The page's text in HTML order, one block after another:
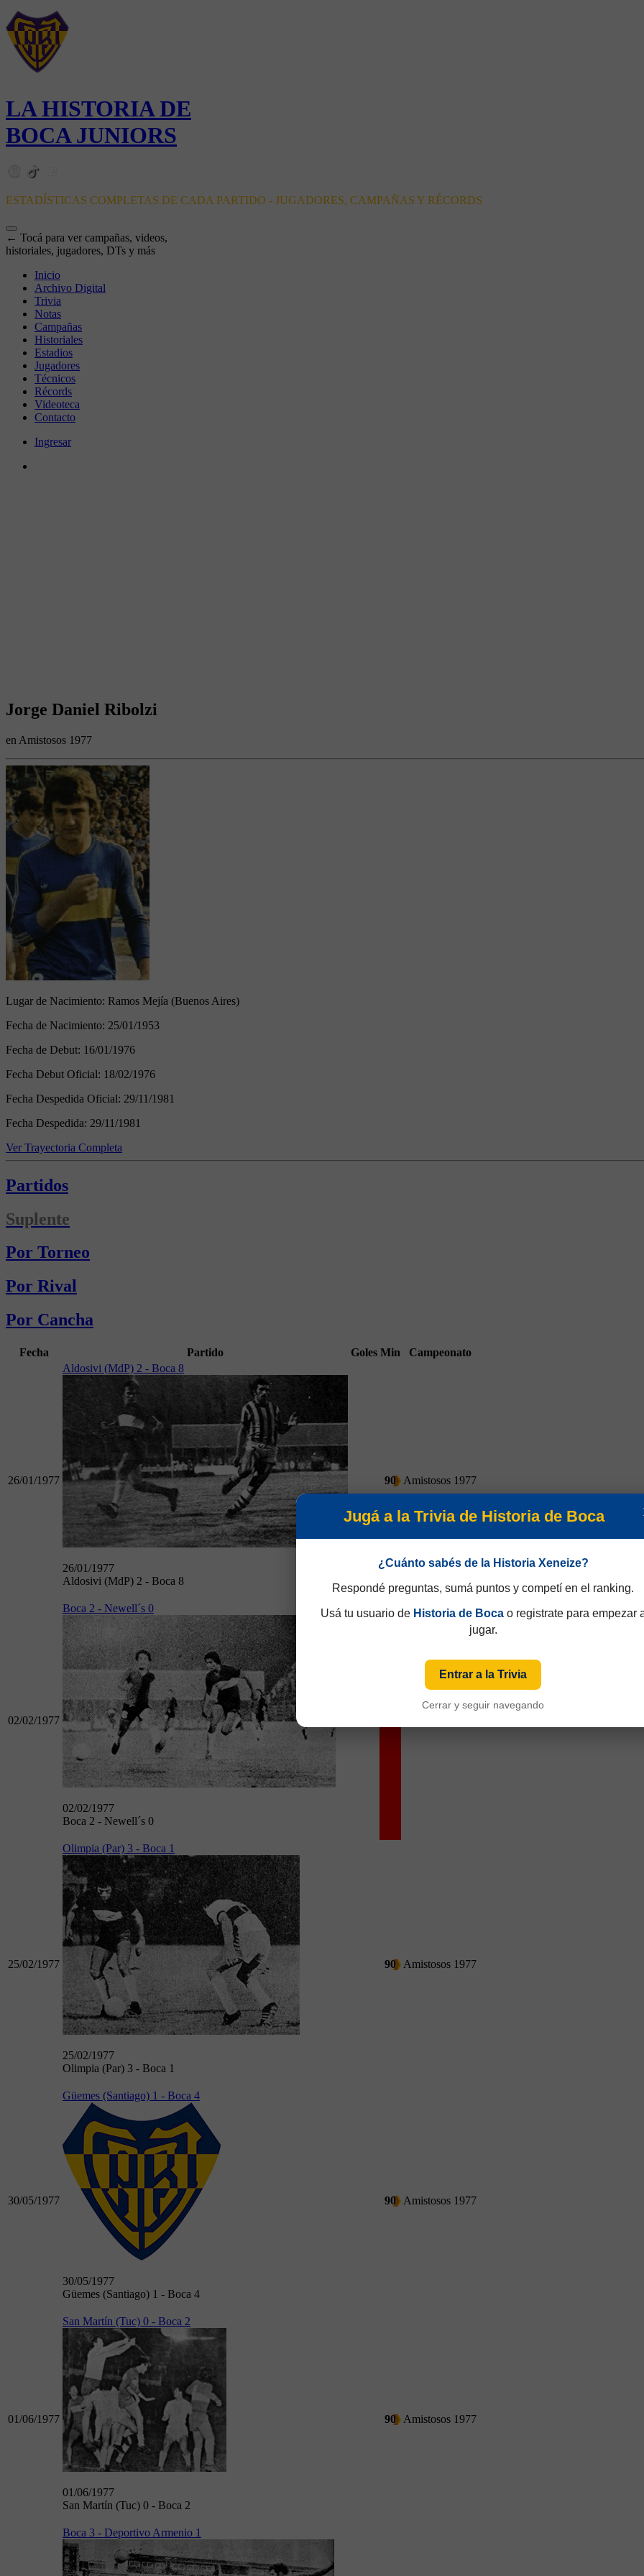
LA HISTORIA DE
BOCA JUNIORS
ESTADÍSTICAS COMPLETAS DE CADA PARTIDO - JUGADORES, CAMPAÑAS Y RÉCORDS
← Tocá para ver campañas, videos,
historiales, jugadores, DTs y más
Inicio
Archivo Digital
Trivia
Notas
Campañas
Historiales
Estadios
Jugadores
Técnicos
Récords
Videoteca
Contacto
Ingresar
Jorge Daniel Ribolzi
en Amistosos 1977
Lugar de Nacimiento: Ramos Mejía (Buenos Aires)
Fecha de Nacimiento: 25/01/1953
Fecha de Debut: 16/01/1976
Fecha Debut Oficial: 18/02/1976
Fecha Despedida Oficial: 29/11/1981
Fecha Despedida: 29/11/1981
Ver Trayectoria Completa
Partidos
Suplente
Por Torneo
Por Rival
Por Cancha
Fecha Partido Goles Min Campeonato
26/01/1977
Aldosivi (MdP) 2 - Boca 8
26/01/1977
Aldosivi (MdP) 2 - Boca 8
90 Amistosos 1977
02/02/1977
Boca 2 - Newell´s 0
02/02/1977
Boca 2 - Newell´s 0
25/02/1977
Olimpia (Par) 3 - Boca 1
25/02/1977
Olimpia (Par) 3 - Boca 1
90 Amistosos 1977
30/05/1977
Güemes (Santiago) 1 - Boca 4
30/05/1977
Güemes (Santiago) 1 - Boca 4
90 Amistosos 1977
01/06/1977
San Martín (Tuc) 0 - Boca 2
01/06/1977
San Martín (Tuc) 0 - Boca 2
90 Amistosos 1977
Boca 3 - Deportivo Armenio 1
Jugá a la Trivia de Historia de Boca
¿Cuánto sabés de la Historia Xeneize?
Respondé preguntas, sumá puntos y competí en el ranking.
Usá tu usuario de Historia de Bocao registrate para empezar
jugar.
Entrar a la Trivia
Cerrar y seguir navegando